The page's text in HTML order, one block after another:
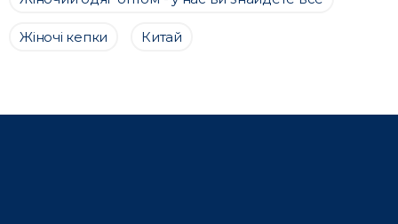
Жіночі кепки Китай